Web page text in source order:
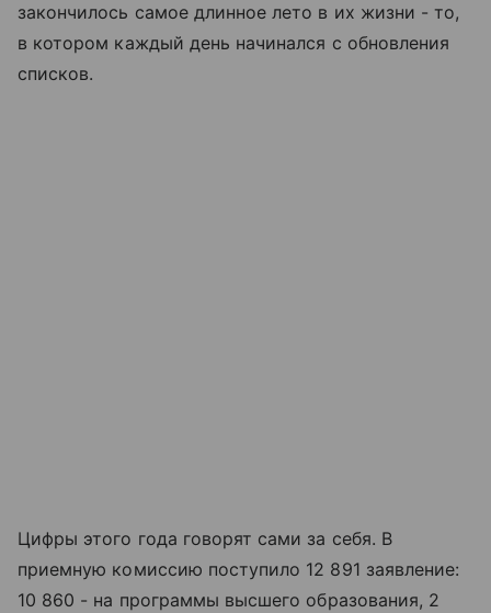
закончилось самое длинное лето в их жизни - то,
в котором каждый день начинался с обновления
списков.
Цифры этого года говорят сами за себя. В
приемную комиссию поступило 12 891 заявление:
10 860 - на программы высшего образования, 2